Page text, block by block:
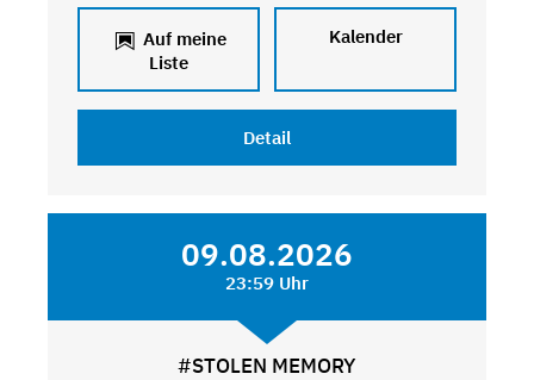
Auf meine
Liste
Kalender
Detail
09.08.2026
23:59 Uhr
#STOLEN MEMORY